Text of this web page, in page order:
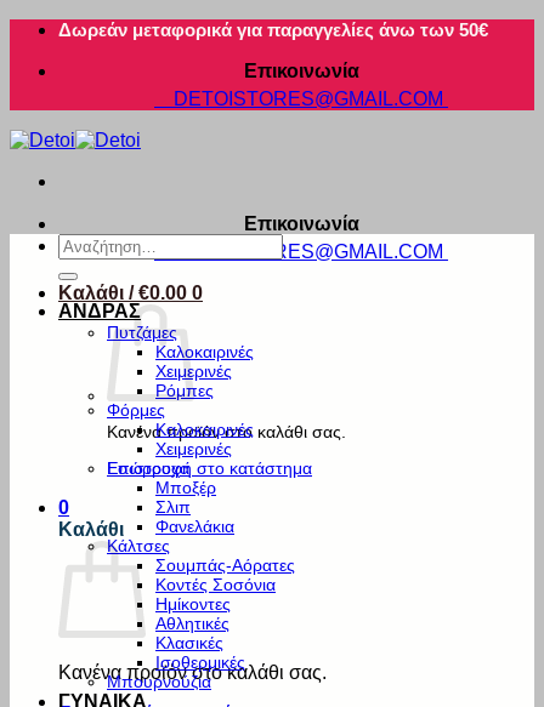
Μετάβαση
περιεχόμενο
Δωρεάν μεταφορικά για παραγγελίες άνω των 50€
Επικοινωνία
DETOISTORES@GMAIL.COM
Επικοινωνία
DETOISTORES@GMAIL.COM
Καλάθι /€0.00 0
Κανένα προϊόν στο καλάθι σας.
Επιστροφή στο κατάστημα
0
Καλάθι
Κανένα προϊόν στο καλάθι σας.
Αναζήτηση
για:
ΑΝΔΡΑΣ
Πυτζάμες
Καλοκαιρινές
Χειμερινές
Ρόμπες
Φόρμες
Καλοκαιρινές
Χειμερινές
Εσώρουχα
Μποξέρ
Σλιπ
Φανελάκια
Κάλτσες
Σουμπάς-Αόρατες
Κοντές Σοσόνια
Ημίκοντες
Αθλητικές
Κλασικές
Ισοθερμικές
Μπουρνούζια
ΓΥΝΑΙΚΑ